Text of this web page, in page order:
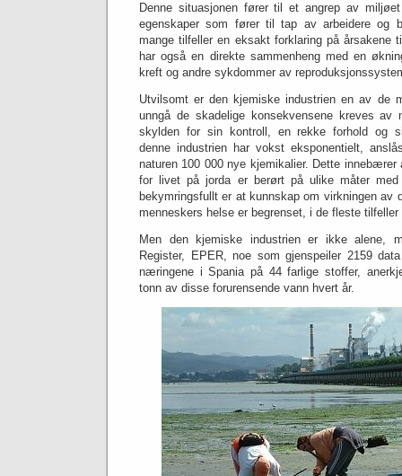
Denne situasjonen fører til et angrep av
egenskaper som fører til tap av arbeidere og
mange tilfeller en eksakt forklaring på årsakene
har også en direkte sammenheng med en
kreft og andre sykdommer av
Utvilsomt er den kjemiske industrien en av de
unngå de skadelige konsekvensene kreves av
skylden for sin kontroll, en rekke forhold og
denne industrien har vokst eksponentielt,
naturen 100 000 nye kjemikalier. Dette innebærer
for livet på jorda er berørt på ulike måter
bekymringsfullt er at kunnskap om virkningen av
menneskers helse er begrenset, i de fleste
Men den kjemiske industrien er ikke alene,
Register, EPER, noe som gjenspeiler 2159
næringene i Spania på 44 farlige stoffer,
tonn av disse forurensende vann hvert år.